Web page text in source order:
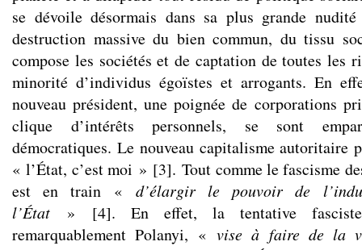
se dévoile désormais dans sa plus grande
destruction massive du bien commun, du tissu
compose les sociétés et de captation de toutes les
minorité d’individus égoïstes et arrogants. En
nouveau président, une poignée de corporations
clique d’intérêts personnels, se sont
démocratiques. Le nouveau capitalisme autoritaire
« l’État, c’est moi » [3]. Tout comme le fascisme
est en train « d’élargir le pouvoir de
l’État » [4]. En effet, la tentative
remarquablement Polanyi, « vise à faire de la